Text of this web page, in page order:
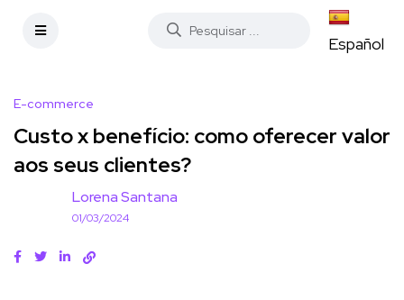
Español
E-commerce
Custo x benefício: como oferecer valor
aos seus clientes?
Lorena Santana
01/03/2024